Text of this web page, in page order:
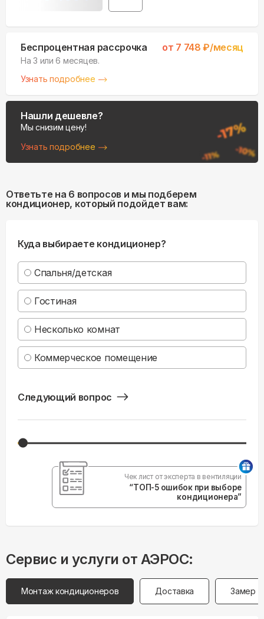
Беспроцентная рассрочка от 7 748 ₽/месяц
На 3 или 6 месяцев.
Узнать подробнее
Нашли дешевле?
Мы снизим цену!
Узнать подробнее
Ответьте на 6 вопросов и мы подберем
кондиционер, который подойдет вам:
Куда выбираете кондиционер?
Спальня/детская
Гостиная
Несколько комнат
Коммерческое помещение
Следующий вопрос
Чек лист от эксперта в вентиляции
“ТОП-5 ошибок при выборе
кондиционера”
Сервис и услуги от АЭРОС:
Монтаж кондиционеров Доставка Замер